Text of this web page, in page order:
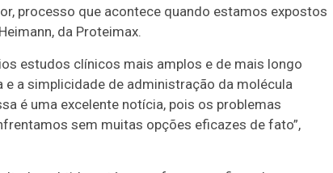
processo que acontece quando estamos expostos
da Proteimax.
estudos clínicos mais amplos e de mais longo
a simplicidade de administração da molécula
é uma excelente notícia, pois os problemas
sem muitas opções eficazes de fato”,